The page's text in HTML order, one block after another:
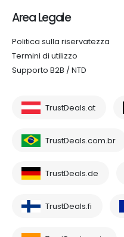
Area Legale
Politica sulla riservatezza
Termini di utilizzo
Supporto B2B / NTD
TrustDeals.at
TrustDeals.com.br
TrustDeals.de
TrustDeals.fi